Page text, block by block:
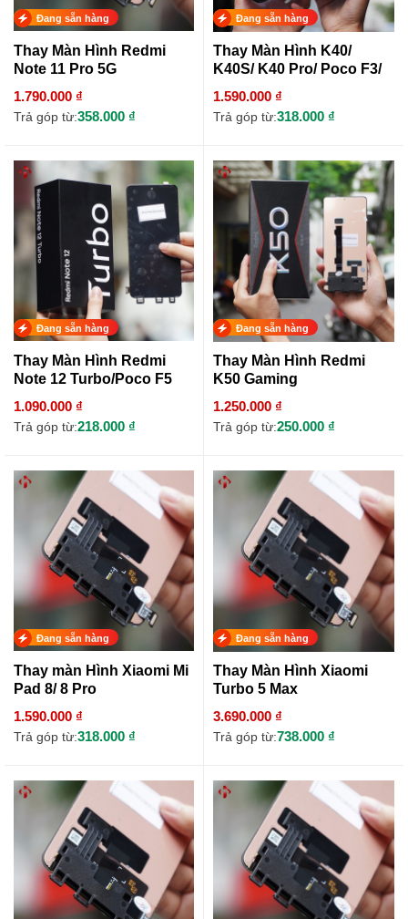
Thay Màn Hình Redmi
Note 11 Pro 5G
1.790.000 ₫
Trả góp từ:358.000 ₫
Đang sẵn hàng
Thay Màn Hình K40/
K40S/ K40 Pro/ Poco F3/
Black Shark 4/ Black
Shark 4S/ Black Shark 4S
1.590.000 ₫
Trả góp từ:318.000 ₫
Đang sẵn hàng
Thay Màn Hình Redmi
Note 12 Turbo/Poco F5
1.090.000 ₫
Trả góp từ:218.000 ₫
Đang sẵn hàng
Thay Màn Hình Redmi
K50 Gaming
1.250.000 ₫
Trả góp từ:250.000 ₫
Đang sẵn hàng
Thay màn Hình Xiaomi Mi
Pad 8/ 8 Pro
1.590.000 ₫
Trả góp từ:318.000 ₫
Đang sẵn hàng
Thay Màn Hình Xiaomi
Turbo 5 Max
3.690.000 ₫
Trả góp từ:738.000 ₫
Đang sẵn hàng